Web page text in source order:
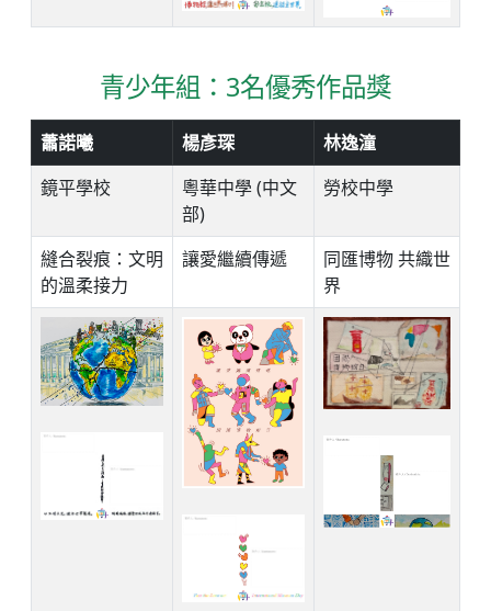
青少年組：3名優秀作品獎
蕭諾曦 楊彥琛
林逸潼
鏡平學校
粵華中學 (中文
部)
勞校中學
縫合裂痕：文明
的溫柔接力
讓愛繼續傳遞
同匯博物 共織世
界